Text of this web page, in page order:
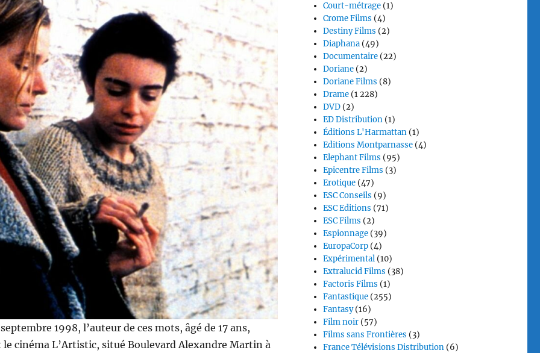
1998, l’auteur de ces mots, âgé de 17 ans,
le cinéma L’Artistic, situé Boulevard Alexandre Martin à
Court-métrage (1)
Crome Films (4)
Destiny Films (2)
Diaphana (49)
Documentaire (22)
Doriane (2)
Doriane Films (8)
Drame (1 228)
DVD (2)
ED Distribution (1)
Éditions L'Harmattan (1)
Editions Montparnasse (4)
Elephant Films (95)
Epicentre Films (3)
Erotique (47)
ESC Conseils (9)
ESC Editions (71)
ESC Films (2)
Espionnage (39)
EuropaCorp (4)
Expérimental (10)
Extralucid Films (38)
Factoris Films (1)
Fantastique (255)
Fantasy(16)
Film noir (57)
Films sans Frontières (3)
France Télévisions Distribution (6)